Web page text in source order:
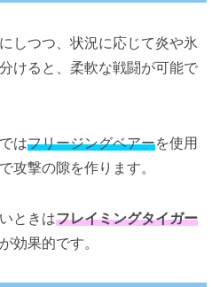
しつつ、状況に応じて炎や氷
けると、柔軟な戦闘が可能で
はフリージングベアーを使用
攻撃の隙を作ります。
ときはフレイミングタイガー
効果的です。